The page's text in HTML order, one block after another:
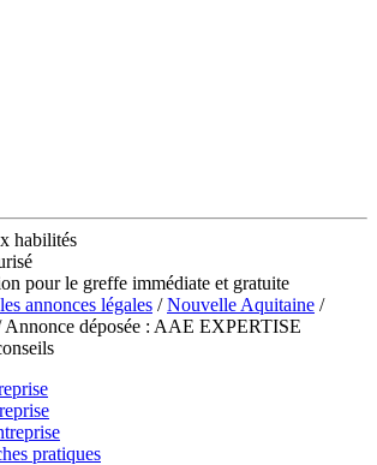
habilités
pour le greffe immédiate et gratuite
annonces légales /Nouvelle Aquitaine /
Annonce déposée : AAE EXPERTISE
pratiques